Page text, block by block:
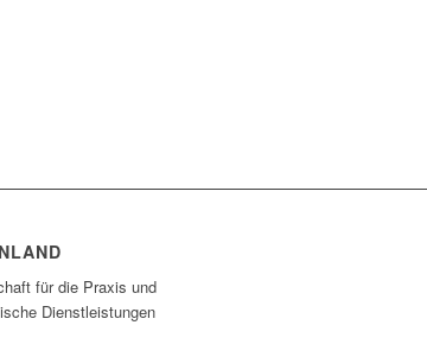
für die Praxis und
Dienstleistungen